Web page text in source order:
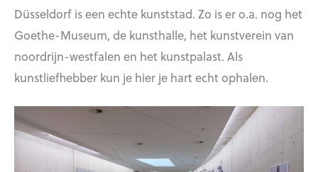
Düsseldorf is een echte kunststad. Zo is er o.a. nog het
Goethe-Museum, de kunsthalle, het kunstverein van
noordrijn-westfalen en het kunstpalast. Als
kunstliefhebber kun je hier je hart echt ophalen.